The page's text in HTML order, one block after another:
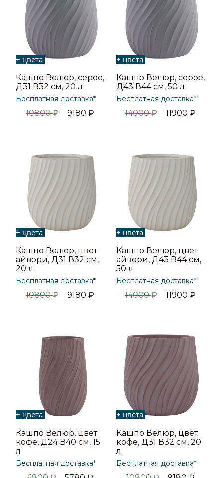
+ цвета
Кашпо Велюр, серое,
Д31 В32 см, 20 л
Бесплатная доставка*
10800₽ 9180₽
+ цвета
Кашпо Велюр, серое,
Д43 В44 см, 50 л
Бесплатная доставка*
14000₽ 11900₽
+ цвета
Кашпо Велюр, цвет
айвори, Д31 В32 см,
20 л
Бесплатная доставка*
10800₽ 9180₽
+ цвета
Кашпо Велюр, цвет
айвори, Д43 В44 см,
50 л
Бесплатная доставка*
14000₽ 11900₽
+ цвета
Кашпо Велюр, цвет
кофе, Д24 В40 см, 15
л
Бесплатная доставка*
+ цвета
Кашпо Велюр, цвет
кофе, Д31 В32 см, 20
л
Бесплатная доставка*